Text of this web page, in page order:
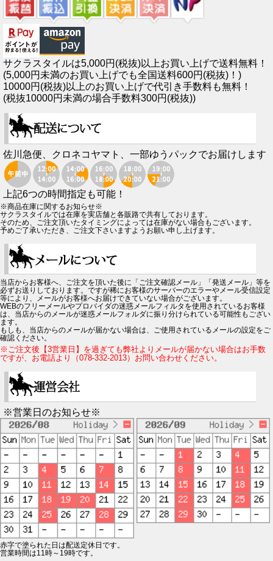
サクラスタイルは5,000円(税抜)以上お買い上げで送料無料！
(5,000円未満のお買い上げでも全国送料600円(税抜)！)
10000円(税抜)以上のお買い上げで代引き手数料も無料！
(税抜10000円未満の場合手数料300円(税抜))
佐川急便、クロネコヤマト、一部ゆうパックでお届けします
上記6つの時間指定も可能！
※商品在庫に関するお知らせ※
サクラスタイルでは在庫を実店舗と各販路で共有しております。
そのため、ご注文頂いたタイミングによっては在庫がない場合もございます。
予めご了承いただき、ご注文下さいますようお願い申し上げます。
当店からお客様へ、ご注文を頂いた後に「ご注文確認メール」「発送メール」等を
必ずお送りしております。ですが稀にお客様のサーバーのエラーやメール受信設定
等により、メールがお客様へお届けできていない場合がございます。
WEBのフリーメールやプロバイダの迷惑メールフィルタを使用されているお客様
は、当店からのメールが迷惑メールフォルダに振り分けられている可能性もござい
ます。
もしも、当店からのメールが届かない場合は、ご使用されているメールの設定をご
確認ください。
※ご注文後【3営業日】を過ぎても弊社よりメールが届かない場合はお手数
ですが、お電話より（078-332-2013）お問い合わせください。
※営業日のお知らせ※
赤字で塗られた日は配送定休日です。
営業時間は11時～19時です。